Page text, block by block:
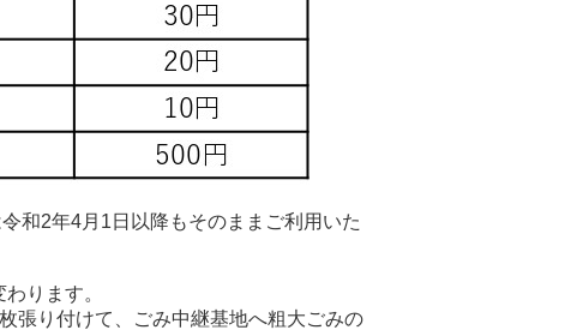
和2年4月1日以降もそのままご利用いた
ります。
張り付けて、ごみ中継基地へ粗大ごみの